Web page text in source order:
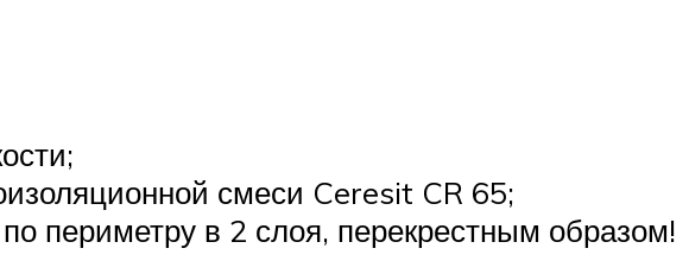
смеси Ceresit CR 65;
периметру в 2 слоя, перекрестным образом!